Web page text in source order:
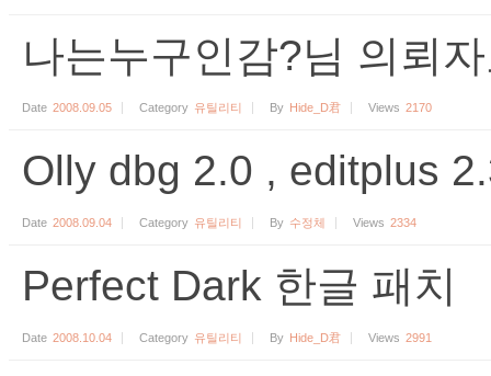
나는누구인감?님 의뢰
Date 2008.09.05 Category 유틸리티 By Hide_D君 Views 2170
Olly dbg 2.0 , editplus
Date 2008.09.04 Category 유틸리티 By 수정체 Views 2334
Perfect Dark 한글 패치
Date 2008.10.04 Category 유틸리티 By Hide_D君 Views 2991